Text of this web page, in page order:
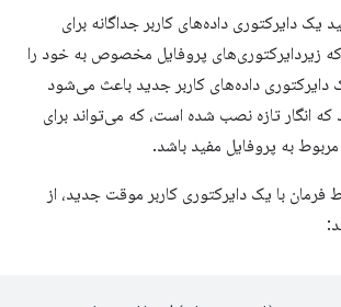
یک دایرکتوری داده‌های کاربر جداگانه برای
زیردایرکتوری‌های پروفایل مخصوص به خود را
دایرکتوری داده‌های کاربر جدید باعث می‌شود
انگار تازه نصب شده است، که می‌تواند برای
به پروفایل مفید باشد.
فرمان با یک دایرکتوری کاربر موقت جدید، از